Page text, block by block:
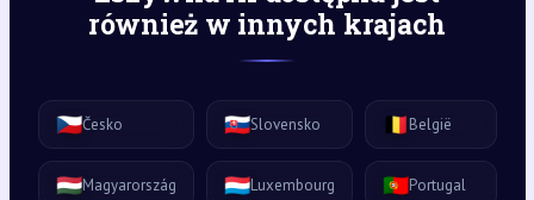
również w innych krajach
🇨🇿Česko 🇸🇰Slovensko 🇧🇪België
🇭🇺Magyarország 🇱🇺Luxembourg 🇵🇹Portugal